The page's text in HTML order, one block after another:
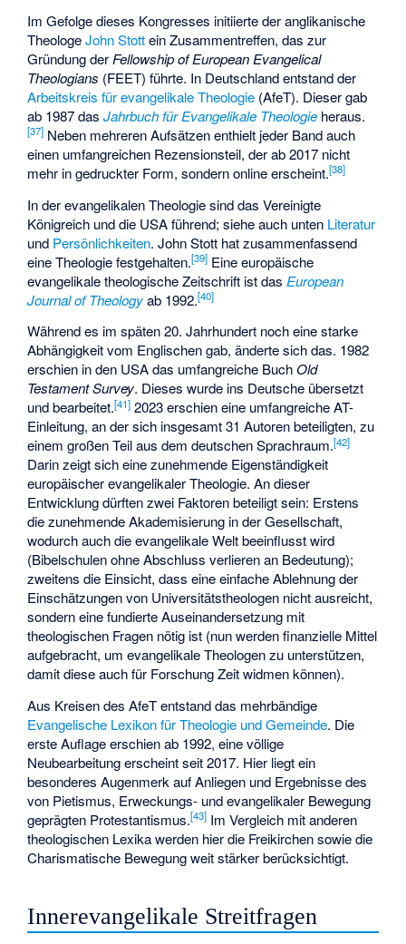
Im Gefolge dieses Kongresses initiierte der anglikanische
TheologeJohn Stottein Zusammentreffen, das zur
Gründung der Fellowship of European Evangelical
Theologians (FEET) führte. In Deutschland entstand der
Arbeitskreis für evangelikale Theologie (AfeT). Dieser gab
ab 1987 dasJahrbuch für Evangelikale Theologie heraus.
[37] Neben mehreren Aufsätzen enthielt jeder Band auch
einen umfangreichen Rezensionsteil, der ab 2017 nicht
mehr in gedruckter Form, sondern online erscheint.[38]
In der evangelikalen Theologie sind das Vereinigte
Königreich und die USA führend; siehe auch unten Literatur
und Persönlichkeiten. John Stott hat zusammenfassend
eine Theologie festgehalten.[39] Eine europäische
evangelikale theologische Zeitschrift ist das European
Journal of Theologyab 1992.[40]
Während es im späten 20. Jahrhundert noch eine starke
Abhängigkeit vom Englischen gab, änderte sich das. 1982
erschien in den USA das umfangreiche BuchOld
Testament Survey. Dieses wurde ins Deutsche übersetzt
und bearbeitet.[41] 2023 erschien eine umfangreiche AT-
Einleitung, an der sich insgesamt 31 Autoren beteiligten, zu
einem großen Teil aus dem deutschen Sprachraum.[42]
Darin zeigt sich eine zunehmende Eigenständigkeit
europäischer evangelikaler Theologie. An dieser
Entwicklung dürften zwei Faktoren beteiligt sein: Erstens
die zunehmende Akademisierung in der Gesellschaft,
wodurch auch die evangelikale Welt beeinflusst wird
(Bibelschulen ohne Abschluss verlieren an Bedeutung);
zweitens die Einsicht, dass eine einfache Ablehnung der
Einschätzungen von Universitätstheologen nicht ausreicht,
sondern eine fundierte Auseinandersetzung mit
theologischen Fragen nötig ist (nun werden finanzielle Mittel
aufgebracht, um evangelikale Theologen zu unterstützen,
damit diese auch für Forschung Zeit widmen können).
Aus Kreisen des AfeT entstand das mehrbändige
Evangelische Lexikon für Theologie und Gemeinde. Die
erste Auflage erschien ab 1992, eine völlige
Neubearbeitung erscheint seit 2017. Hier liegt ein
besonderes Augenmerk auf Anliegen und Ergebnisse des
von Pietismus, Erweckungs- und evangelikaler Bewegung
geprägten Protestantismus.[43] Im Vergleich mit anderen
theologischen Lexika werden hier die Freikirchen sowie die
Charismatische Bewegung weit stärker berücksichtigt.
Innerevangelikale Streitfragen